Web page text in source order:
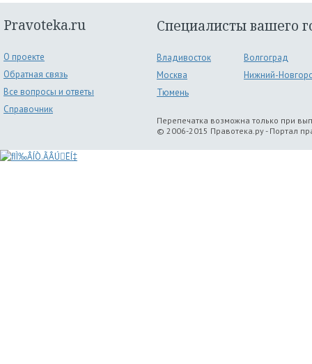
Pravoteka.ru
О проекте
Обратная связь
Все вопросы и ответы
Справочник
Специалисты вашего
Владивосток
Волгоград
Москва
Нижний-
Тюмень
Перепечатка возможна только при
© 2006-2015 Правотека.ру - Портал